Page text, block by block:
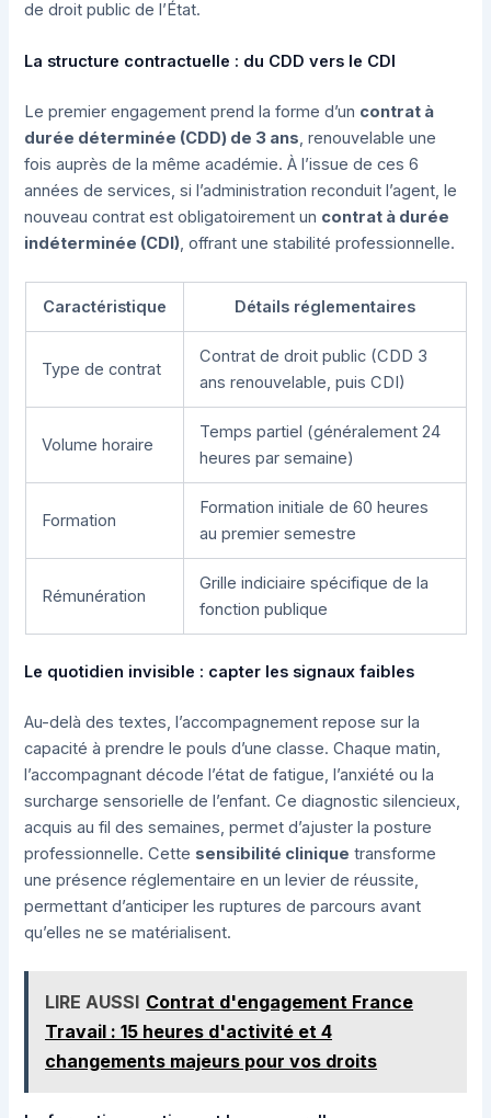
de droit public de l’État.
La structure contractuelle : du CDD vers le CDI
Le premier engagement prend la forme d’un contrat à
durée déterminée (CDD) de 3 ans, renouvelable une
fois auprès de la même académie. À l’issue de ces 6
années de services, si l’administration reconduit l’agent, le
nouveau contrat est obligatoirement un contrat à durée
indéterminée (CDI), offrant une stabilité professionnelle.
Caractéristique Détails réglementaires
Type de contrat
Contrat de droit public (CDD 3
ans renouvelable, puis CDI)
Volume horaire
Temps partiel (généralement 24
heures par semaine)
Formation
Formation initiale de 60 heures
au premier semestre
Rémunération
Grille indiciaire spécifique de la
fonction publique
Le quotidien invisible : capter les signaux faibles
Au-delà des textes, l’accompagnement repose sur la
capacité à prendre le pouls d’une classe. Chaque matin,
l’accompagnant décode l’état de fatigue, l’anxiété ou la
surcharge sensorielle de l’enfant. Ce diagnostic silencieux,
acquis au fil des semaines, permet d’ajuster la posture
professionnelle. Cette sensibilité clinique transforme
une présence réglementaire en un levier de réussite,
permettant d’anticiper les ruptures de parcours avant
qu’elles ne se matérialisent.
LIRE AUSSI Contrat d'engagement France
Travail : 15 heures d'activité et 4
changements majeurs pour vos droits